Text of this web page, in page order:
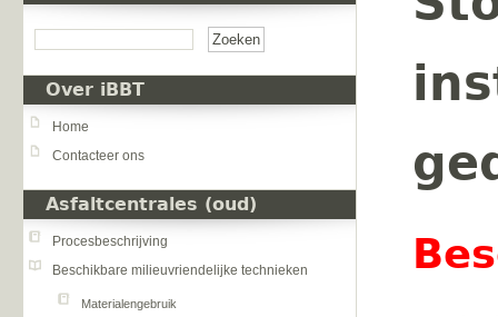
Over iBBT
Home
Contacteer ons
Asfaltcentrales (oud)
Procesbeschrijving
Beschikbare milieuvriendelijke technieken
Materialengebruik